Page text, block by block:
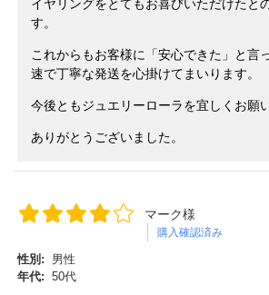
イヤリングをとてもお喜びいただけたと
す。
これからもお客様に「安心できた」と言
速で丁寧な発送を心掛けてまいります。
今後ともジュエリーローラを宜しくお願
ありがとうございました。
マーク様
購入確認済み
性別:
男性
年代: 50代